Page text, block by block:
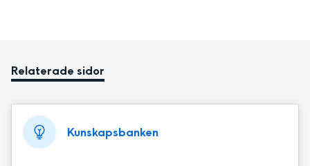
Relaterade sidor
Kunskapsbanken